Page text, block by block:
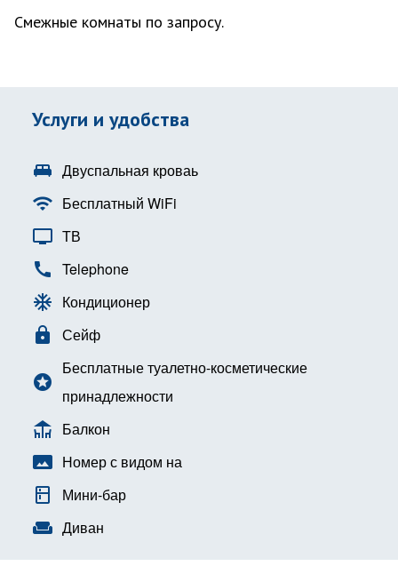
Смежные комнаты по запросу.
Услуги и удобства
king_bed Двуспальная кроваь
wifi Бесплатный WiFi
tv ТВ
call Telephone
ac_unit Кондиционер
lock Сейф
stars
Бесплатные туалетно-косметические
принадлежности
deck Балкон
panorama Номер с видом на
kitchen Мини-бар
weekend Диван